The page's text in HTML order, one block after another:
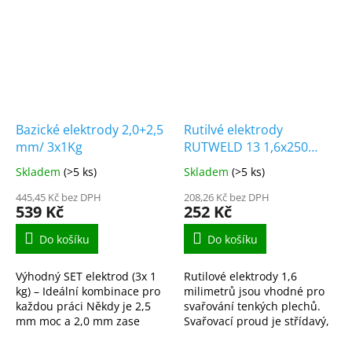
Bazické elektrody 2,0+2,5
mm/ 3x1Kg
Skladem (>5 ks)
445,45 Kč bez DPH
539 Kč
Do košíku
Výhodný SET elektrod (3x 1
kg) – Ideální kombinace pro
každou práci Někdy je 2,5
mm moc a 2,0 mm zase
Rutilvé elektrody
RUTWELD 13 1,6x250
mm/ 1 Kg
Skladem (>5 ks)
208,26 Kč bez DPH
252 Kč
Do košíku
Rutilové elektrody 1,6
milimetrů jsou vhodné pro
svařování tenkých plechů.
Svařovací proud je střídavý,